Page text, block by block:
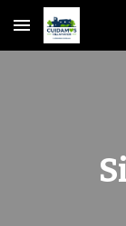
Skip to main